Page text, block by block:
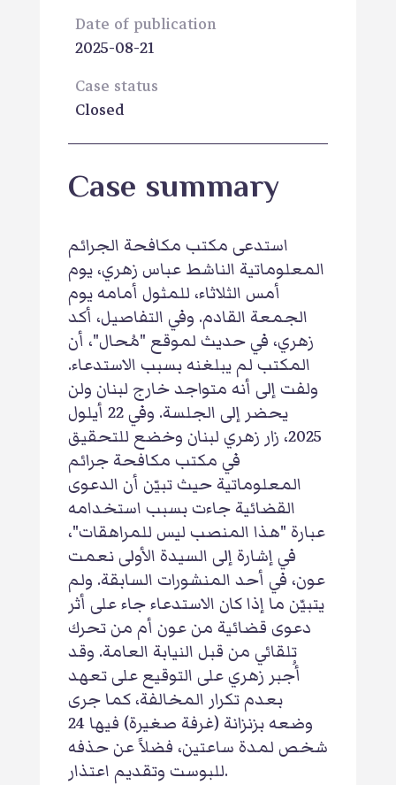
Date of publication
2025-08-21
Case status
Closed
Case summary
استدعى مكتب مكافحة الجرائم
المعلوماتية الناشط عباس زهري، يوم
أمس الثلاثاء، للمثول أمامه يوم
الجمعة القادم. وفي التفاصيل، أكد
زهري، في حديث لموقع "مُحال"، أن
المكتب لم يبلغنه بسبب الاستدعاء.
ولفت إلى أنه متواجد خارج لبنان ولن
يحضر إلى الجلسة. وفي 22 أيلول
2025، زار زهري لبنان وخضع للتحقيق
في مكتب مكافحة جرائم
المعلوماتية حيث تبيّن أن الدعوى
القضائية جاءت بسبب استخدامه
عبارة "هذا المنصب ليس للمراهقات"،
في إشارة إلى السيدة الأولى نعمت
عون، في أحد المنشورات السابقة. ولم
يتبيّن ما إذا كان الاستدعاء جاء على أثر
دعوى قضائية من عون أم من تحرك
تلقائي من قبل النيابة العامة. وقد
أُجبر زهري على التوقيع على تعهد
بعدم تكرار المخالفة، كما جرى
وضعه بزنزانة (غرفة صغيرة) فيها 24
شخص لمدة ساعتين، فضلاً عن حذفه
للبوست وتقديم اعتذار.